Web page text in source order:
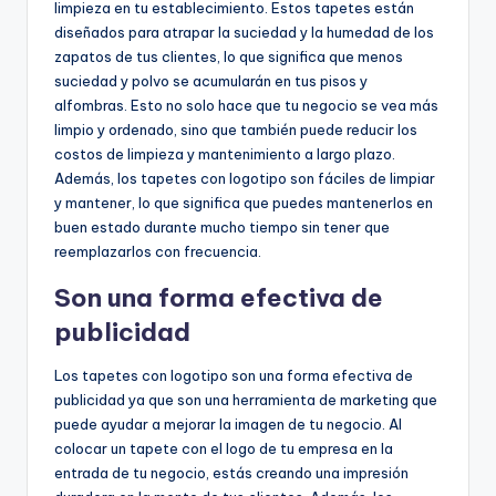
limpieza en tu establecimiento. Estos tapetes están
diseñados para atrapar la suciedad y la humedad de los
zapatos de tus clientes, lo que significa que menos
suciedad y polvo se acumularán en tus pisos y
alfombras. Esto no solo hace que tu negocio se vea más
limpio y ordenado, sino que también puede reducir los
costos de limpieza y mantenimiento a largo plazo.
Además, los tapetes con logotipo son fáciles de limpiar
y mantener, lo que significa que puedes mantenerlos en
buen estado durante mucho tiempo sin tener que
reemplazarlos con frecuencia.
Son una forma efectiva de
publicidad
Los tapetes con logotipo son una forma efectiva de
publicidad ya que son una herramienta de marketing que
puede ayudar a mejorar la imagen de tu negocio. Al
colocar un tapete con el logo de tu empresa en la
entrada de tu negocio, estás creando una impresión